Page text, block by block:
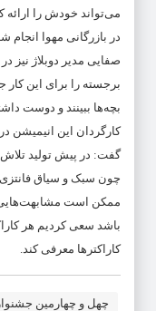
می‌تواند خودش را ارائه
در بازرگانی مهوا
صفایی مدیر دوبلاژ نیز
برجسته را برای این کار
بچه‌ها ببینند و دوست
کارگردان این انیمیشن
گفت: در پیش تولید
چون سبک و سیاق فانتزی
ممکن است مشابهت‌هایی
باشد سعی کردیم هر
کاراکترها معرفی کند.
چهل و چهارمین